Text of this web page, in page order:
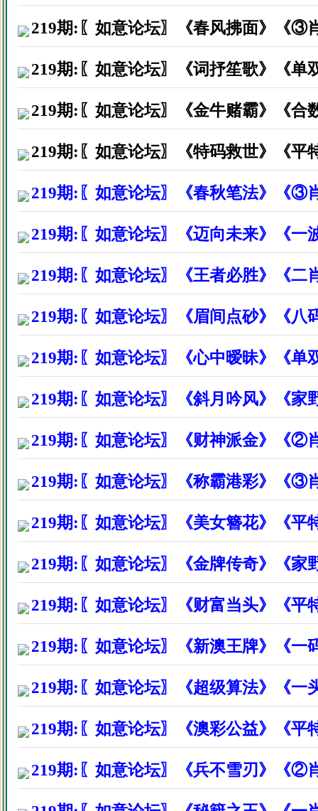
广东江门市潘先生因打赏资料
深圳市宝安区冯生因打赏资料
湖北武汉市曾先生因打赏资料
湖南新化县杨先生因打赏资料
福建仙游县俞先生因打赏资料
广西崇左市陈先生因打赏资料
东莞石揭镇陈先生因打赏资料
广西梧州市姚先生因打赏资料
广西北流市廖先生因打赏资料
广西灵山县钟小姐因打赏资料
广西南宁市苏先生因打赏资料
广东省英德市林生因打赏资料
福建厦门市叶先生因打赏资料
东莞市黄江镇李生因打赏资料
浙江余姚市颜先生因打赏资料
广西省桂平市先生因打赏资料
广州增城市吴先生因打赏资料
广州仁和镇许先生因打赏资料
广州白云区刘先生因打赏资料
江西省赣州市李生因打赏资料
深圳市宝安区饶生因打赏资料
湖南安化县吴小姐因打赏资料
广东梅州市陈先生因打赏资料
广东英德市李先生因打赏资料
广州市白云区林生因打赏资料
云南昭通市钟先生因打赏资料
219期:〖如意论坛〗《春风拂面》《③
219期:〖如意论坛〗《词抒笙歌》《单
219期:〖如意论坛〗《金牛赌霸》《合
219期:〖如意论坛〗《特码救世》《
219期:〖如意论坛〗《春秋笔法》《③
219期:〖如意论坛〗《迈向未来》《一
219期:〖如意论坛〗《王者必胜》《二
219期:〖如意论坛〗《眉间点砂》《八
219期:〖如意论坛〗《心中暧昧》《单
219期:〖如意论坛〗《斜月吟风》《家
219期:〖如意论坛〗《财神派金》《②
219期:〖如意论坛〗《称霸港彩》《③
219期:〖如意论坛〗《美女簪花》《
219期:〖如意论坛〗《金牌传奇》《家
219期:〖如意论坛〗《财富当头》《平
219期:〖如意论坛〗《新澳王牌》《一
219期:〖如意论坛〗《超级算法》《一
219期:〖如意论坛〗《澳彩公益》《
219期:〖如意论坛〗《兵不雪刃》《②